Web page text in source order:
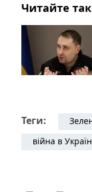
Читайте
Теги:
війна в